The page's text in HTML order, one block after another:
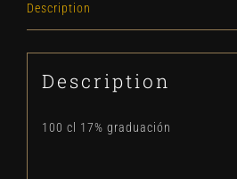
Description
Description
100 cl 17% graduación